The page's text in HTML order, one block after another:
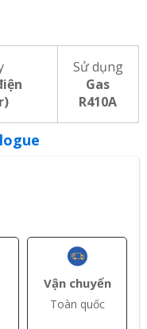
Sử dụng
Gas
R410A
Vận chuyển
Toàn quốc